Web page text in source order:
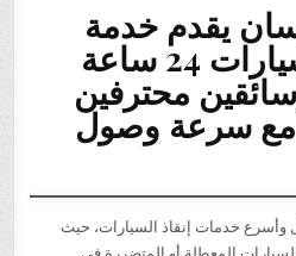
يقدم خدمة
سحب ونقل السيارات 24 ساعة
محترفين
مع سرعة وصول
خدمات إنقاذ السيارات، حيث